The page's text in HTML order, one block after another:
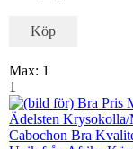
Köp
Max: 1
1